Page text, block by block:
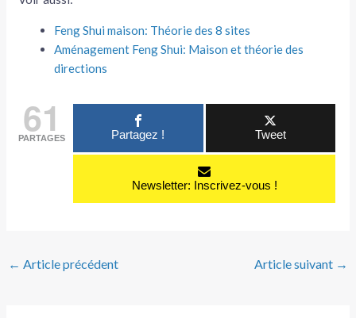
Feng Shui maison: Théorie des 8 sites
Aménagement Feng Shui: Maison et théorie des
directions
61
PARTAGES Partagez ! Tweet
Newsletter: Inscrivez-vous !
← Article précédent Article suivant →